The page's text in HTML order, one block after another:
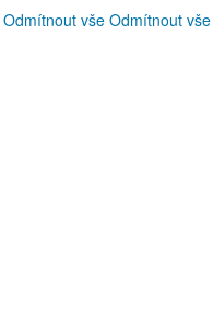
Odmítnout vše Odmítnout vše